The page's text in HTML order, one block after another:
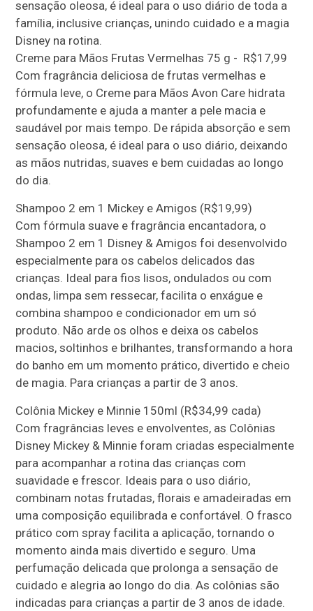
sensação oleosa, é ideal para o uso diário de toda a
família, inclusive crianças, unindo cuidado e a magia
Disney na rotina.
Creme para Mãos Frutas Vermelhas 75 g - R$17,99
Com fragrância deliciosa de frutas vermelhas e
fórmula leve, o Creme para Mãos Avon Care hidrata
profundamente e ajuda a manter a pele macia e
saudável por mais tempo. De rápida absorção e sem
sensação oleosa, é ideal para o uso diário, deixando
as mãos nutridas, suaves e bem cuidadas ao longo
do dia.
Shampoo 2 em 1 Mickey e Amigos (R$19,99)
Com fórmula suave e fragrância encantadora, o
Shampoo 2 em 1 Disney & Amigos foi desenvolvido
especialmente para os cabelos delicados das
crianças. Ideal para fios lisos, ondulados ou com
ondas, limpa sem ressecar, facilita o enxágue e
combina shampoo e condicionador em um só
produto. Não arde os olhos e deixa os cabelos
macios, soltinhos e brilhantes, transformando a hora
do banho em um momento prático, divertido e cheio
de magia. Para crianças a partir de 3 anos.
Colônia Mickey e Minnie 150ml (R$34,99 cada)
Com fragrâncias leves e envolventes, as Colônias
Disney Mickey & Minnie foram criadas especialmente
para acompanhar a rotina das crianças com
suavidade e frescor. Ideais para o uso diário,
combinam notas frutadas, florais e amadeiradas em
uma composição equilibrada e confortável. O frasco
prático com spray facilita a aplicação, tornando o
momento ainda mais divertido e seguro. Uma
perfumação delicada que prolonga a sensação de
cuidado e alegria ao longo do dia. As colônias são
indicadas para crianças a partir de 3 anos de idade.